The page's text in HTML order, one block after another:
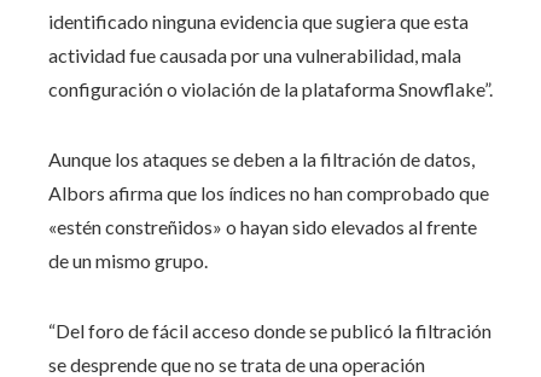
identificado ninguna evidencia que sugiera que esta
actividad fue causada por una vulnerabilidad, mala
configuración o violación de la plataforma Snowflake”.
Aunque los ataques se deben a la filtración de datos,
Albors afirma que los índices no han comprobado que
«estén constreñidos» o hayan sido elevados al frente
de un mismo grupo.
“Del foro de fácil acceso donde se publicó la filtración
se desprende que no se trata de una operación